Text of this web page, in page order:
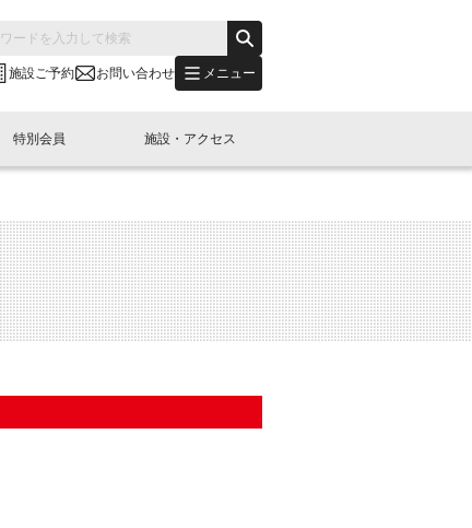
施設ご予約 お問い合わせ メニュー
会員開催
・参加
BioBAY TOKYO"？
Letter)
ム
ース・事業紹介
ント
J WEST
エリアについて
特別会員
み
施設・アクセス